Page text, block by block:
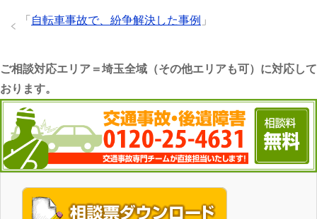
「 自転車事故で、紛争解決した事例 」
ご相談対応エリア＝埼玉全域（その他エリアも可）に対応して
おります。